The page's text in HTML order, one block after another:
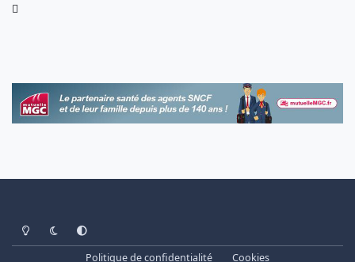
Light ModeDark ModeSystem Preference
Politique de confidentialité Cookies